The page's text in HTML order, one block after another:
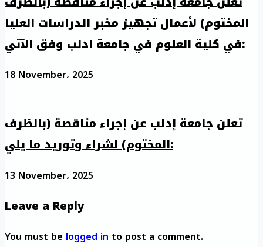
المختوم) لأعمال تجهيز مخبر الدراسات العليا
في كلية العلوم في جامعة ادلب وفق الآتي:
18 November، 2025
تعلن جامعة إدلب عن إجراء مناقصة (بالظرف
المختوم) لشراء وتوريد ما يلي:
13 November، 2025
Leave a Reply
You must belogged into post a comment.